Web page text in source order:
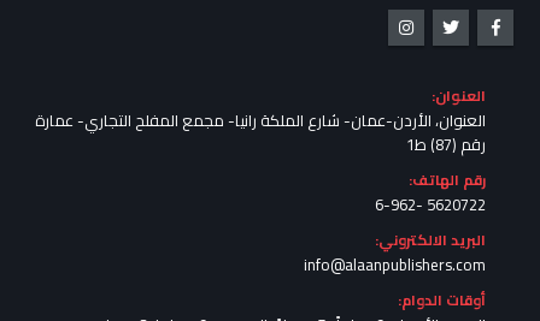
العنوان:
العنوان، الأردن-عمان- شارع الملكة رانيا- مجمع المفلح التجاري- عمارة
رقم (87) ط1
رقم الهاتف:
5620722 -6-962
البريد الالكتروني:
info@alaanpublishers.com
أوقات الدوام: